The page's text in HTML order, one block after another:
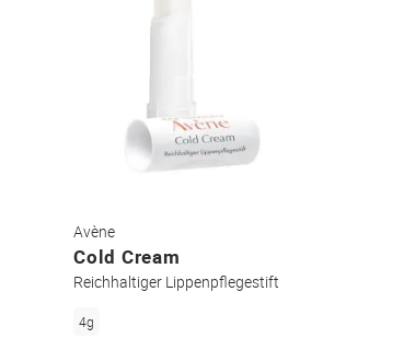
Avène
Cold Cream
Reichhaltiger Lippenpflegestift
4g